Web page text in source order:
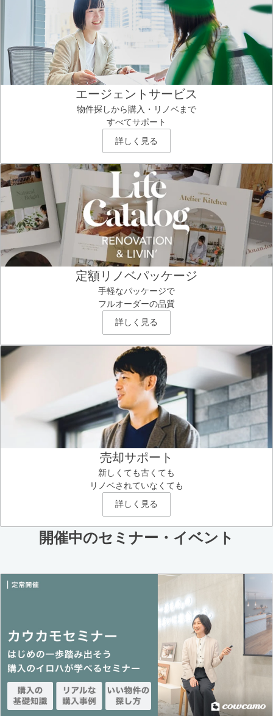
エージェントサービス
物件探しから購入・リノベまで
すべてサポート
詳しく見る
定額リノベパッケージ
手軽なパッケージで
フルオーダーの品質
詳しく見る
売却サポート
新しくても古くても
リノベされていなくても
詳しく見る
開催中のセミナー・イベント